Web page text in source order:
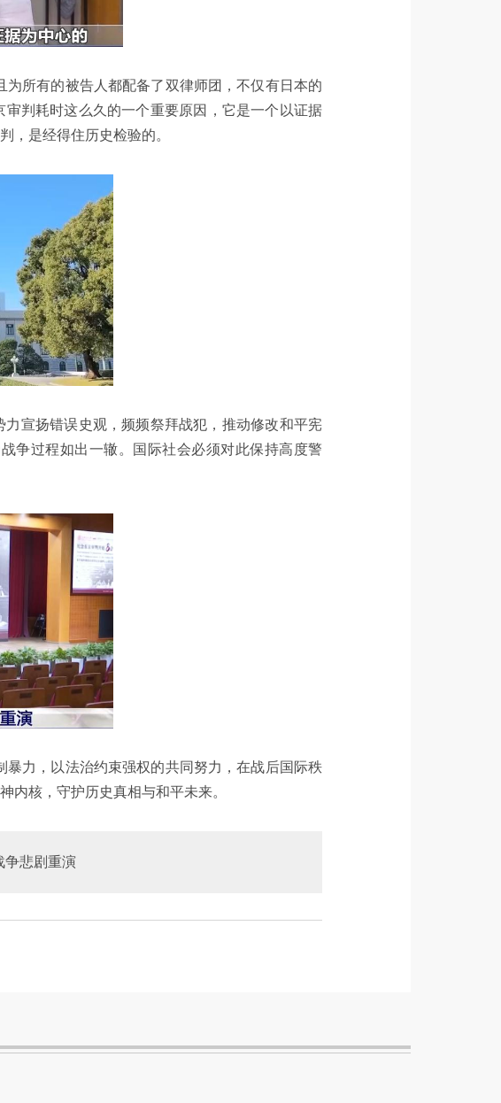
为所有的被告人都配备了双律师团，不仅有日本的
判耗时这么久的一个重要原因，它是一个以证据
，是经得住历史检验的。
宣扬错误史观，频频祭拜战犯，推动修改和平宪
争过程如出一辙。国际社会必须对此保持高度警
暴力，以法治约束强权的共同努力，在战后国际秩
内核，守护历史真相与和平未来。
争悲剧重演